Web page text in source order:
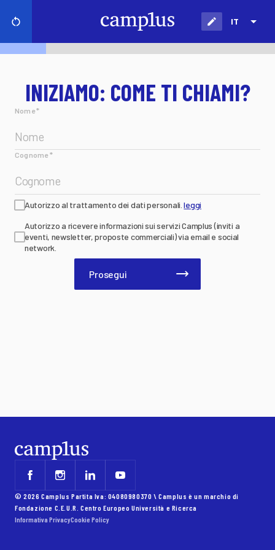
IT
INIZIAMO: COME TI CHIAMI?
Nome*
Cognome *
Autorizzo al trattamento dei dati personali.leggi
Autorizzo a ricevere informazioni sui servizi Camplus (inviti a
eventi, newsletter, proposte commerciali) via email e social
network.
Prosegui
© 2026 Camplus Partita Iva: 04080980370 \ Camplus è un marchio di
Fondazione C.E.U.R. Centro Europeo Università e Ricerca
Informativa PrivacyCookie Policy